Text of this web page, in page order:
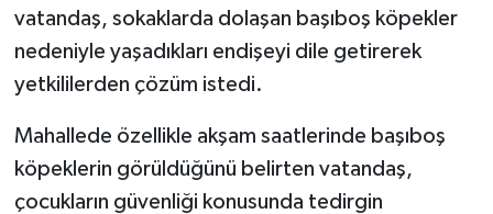
vatandaş, sokaklarda dolaşan başıboş köpekler
nedeniyle yaşadıkları endişeyi dile getirerek
yetkililerden çözüm istedi.
Mahallede özellikle akşam saatlerinde başıboş
köpeklerin görüldüğünü belirten vatandaş,
çocukların güvenliği konusunda tedirgin